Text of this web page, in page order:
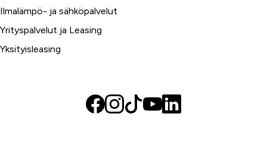
Ilmalämpö- ja sähköpalvelut
Yrityspalvelut ja Leasing
Yksityisleasing